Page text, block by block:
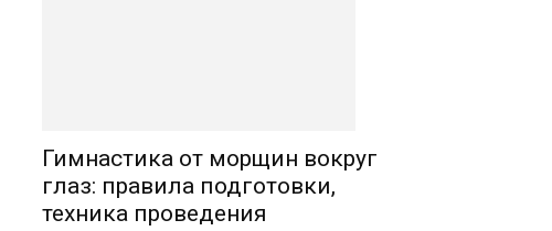
Гимнастика от морщин вокруг
глаз: правила подготовки,
техника проведения